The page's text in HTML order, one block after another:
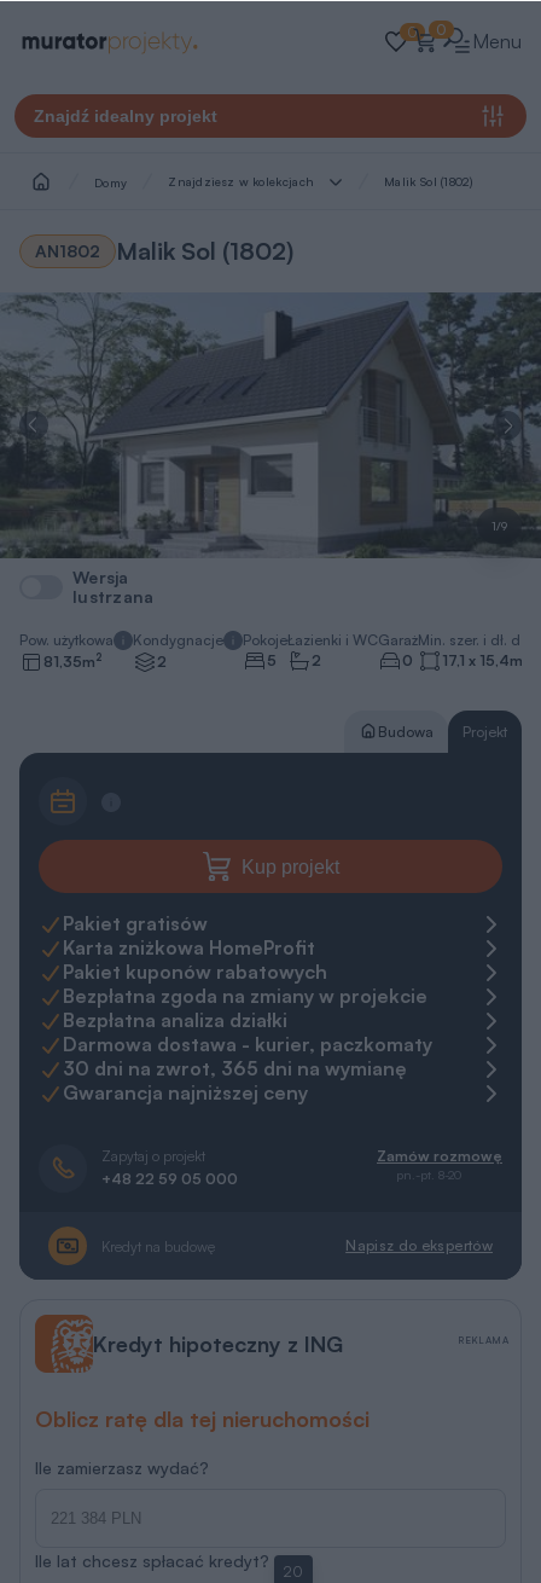
0 0 Menu
Znajdź idealny projekt
Domy Znajdziesz w kolekcjach Malik Sol (1802)
AN1802 Malik Sol (1802)
1/9
Wersja
lustrzana
Pow. użytkowa
81,35m2
Kondygnacje
2
Pokoje
5
Łazienki i WC
2
Garaż
0
Min. szer. i dł.
17,1 x 15,4m
Budowa Projekt
Kup projekt
Pakiet gratisów
Karta zniżkowa HomeProfit
Pakiet kuponów rabatowych
Bezpłatna zgoda na zmiany w projekcie
Bezpłatna analiza działki
Darmowa dostawa - kurier, paczkomaty
30 dni na zwrot, 365 dni na wymianę
Gwarancja najniższej ceny
Zapytaj o projekt
+48 22 59 05 000
Zamów rozmowę
pn.-pt. 8-20
Kredyt na budowę Napisz do ekspertów
Kredyt hipoteczny z ING
Oblicz ratę dla tej nieruchomości
Ile zamierzasz wydać?
Ile lat chcesz spłacać kredyt?
20
REKLAMA